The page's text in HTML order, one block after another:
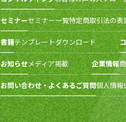
セミナーセミナー一覧特定商取引法の表
書籍テンプレートダウンロード
お知らせメディア掲載 企業情報
お問い合わせ・よくあるご質問個人情報